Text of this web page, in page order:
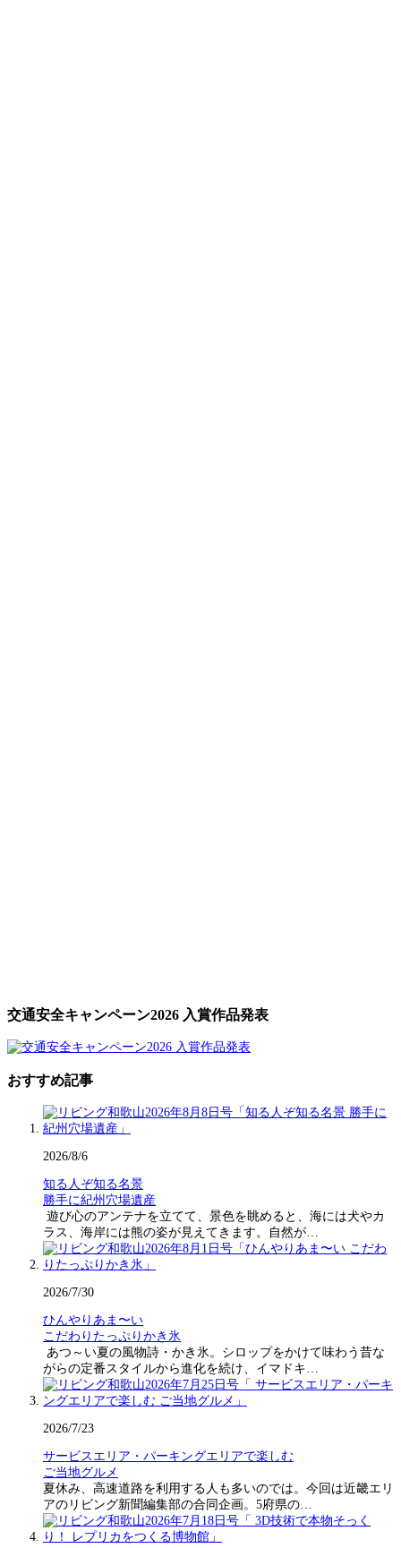
交通安全キャンペーン2026 入賞作品発表
おすすめ記事
2026/8/6
知る人ぞ知る名景
勝手に紀州穴場遺産
遊び心のアンテナを立てて、景色を眺めると、海には犬やカ
ラス、海岸には熊の姿が見えてきます。自然が…
2026/7/30
ひんやりあま〜い
こだわりたっぷりかき氷
あつ～い夏の風物詩・かき氷。シロップをかけて味わう昔な
がらの定番スタイルから進化を続け、イマドキ…
2026/7/23
サービスエリア・パーキングエリアで楽しむ
ご当地グルメ
夏休み、高速道路を利用する人も多いのでは。今回は近畿エリ
アのリビング新聞編集部の合同企画。5府県の…